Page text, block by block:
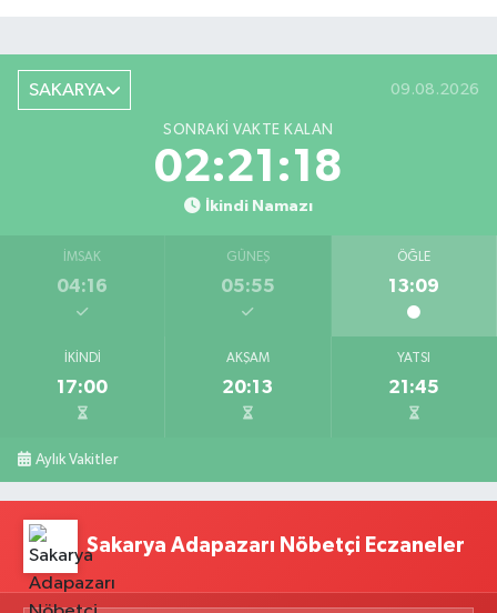
SAKARYA 09.08.2026
SONRAKI VAKTE KALAN
02:21:17
İkindi Namazı
İMSAK
04:16
GÜNEŞ
05:55
ÖĞLE
13:09
İKINDI
17:00
AKŞAM
20:13
YATSI
21:45
Aylık Vakitler
Sakarya Adapazarı Nöbetçi Eczaneler